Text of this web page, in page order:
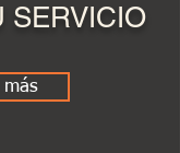
SERVICIO
más